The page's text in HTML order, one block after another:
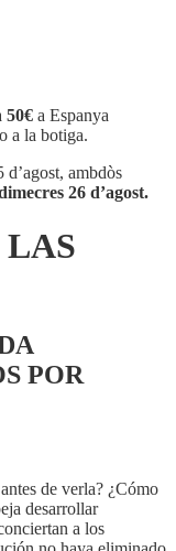
50€ a Espanya
a la botiga.
ambdòs
26 d’agost.
LAS
POR
de verla? ¿Cómo
desarrollar
a los